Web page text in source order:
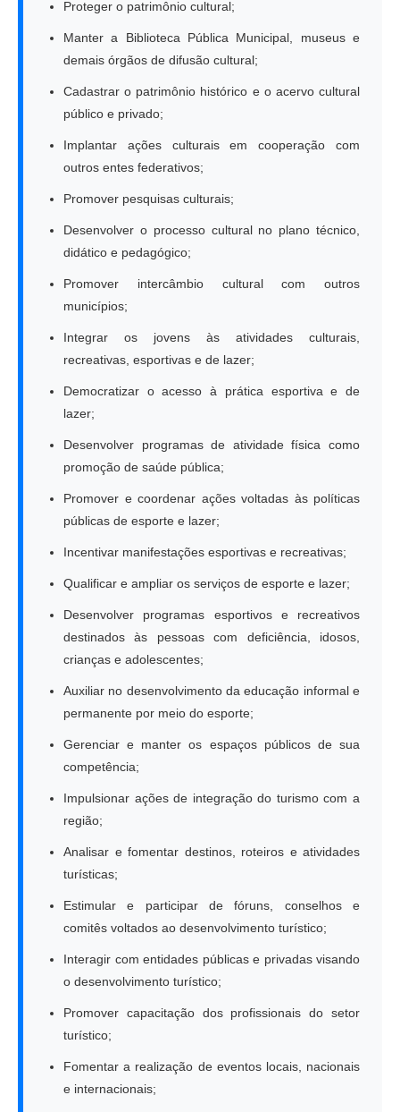
Proteger o patrimônio cultural;
Manter a Biblioteca Pública Municipal, museus e
demais órgãos de difusão cultural;
Cadastrar o patrimônio histórico e o acervo cultural
público e privado;
Implantar ações culturais em cooperação com
outros entes federativos;
Promover pesquisas culturais;
Desenvolver o processo cultural no plano técnico,
didático e pedagógico;
Promover intercâmbio cultural com outros
municípios;
Integrar os jovens às atividades culturais,
recreativas, esportivas e de lazer;
Democratizar o acesso à prática esportiva e de
lazer;
Desenvolver programas de atividade física como
promoção de saúde pública;
Promover e coordenar ações voltadas às políticas
públicas de esporte e lazer;
Incentivar manifestações esportivas e recreativas;
Qualificar e ampliar os serviços de esporte e lazer;
Desenvolver programas esportivos e recreativos
destinados às pessoas com deficiência, idosos,
crianças e adolescentes;
Auxiliar no desenvolvimento da educação informal e
permanente por meio do esporte;
Gerenciar e manter os espaços públicos de sua
competência;
Impulsionar ações de integração do turismo com a
região;
Analisar e fomentar destinos, roteiros e atividades
turísticas;
Estimular e participar de fóruns, conselhos e
comitês voltados ao desenvolvimento turístico;
Interagir com entidades públicas e privadas visando
o desenvolvimento turístico;
Promover capacitação dos profissionais do setor
turístico;
Fomentar a realização de eventos locais, nacionais
e internacionais;